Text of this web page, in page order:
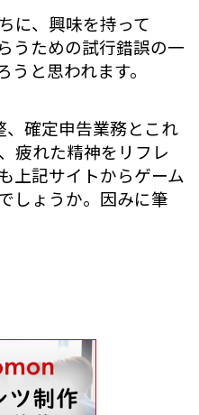
に、興味を持って
うための試行錯誤の一
と思われます。
確定申告業務とこれ
疲れた精神をリフレ
上記サイトからゲーム
しょうか。因みに筆